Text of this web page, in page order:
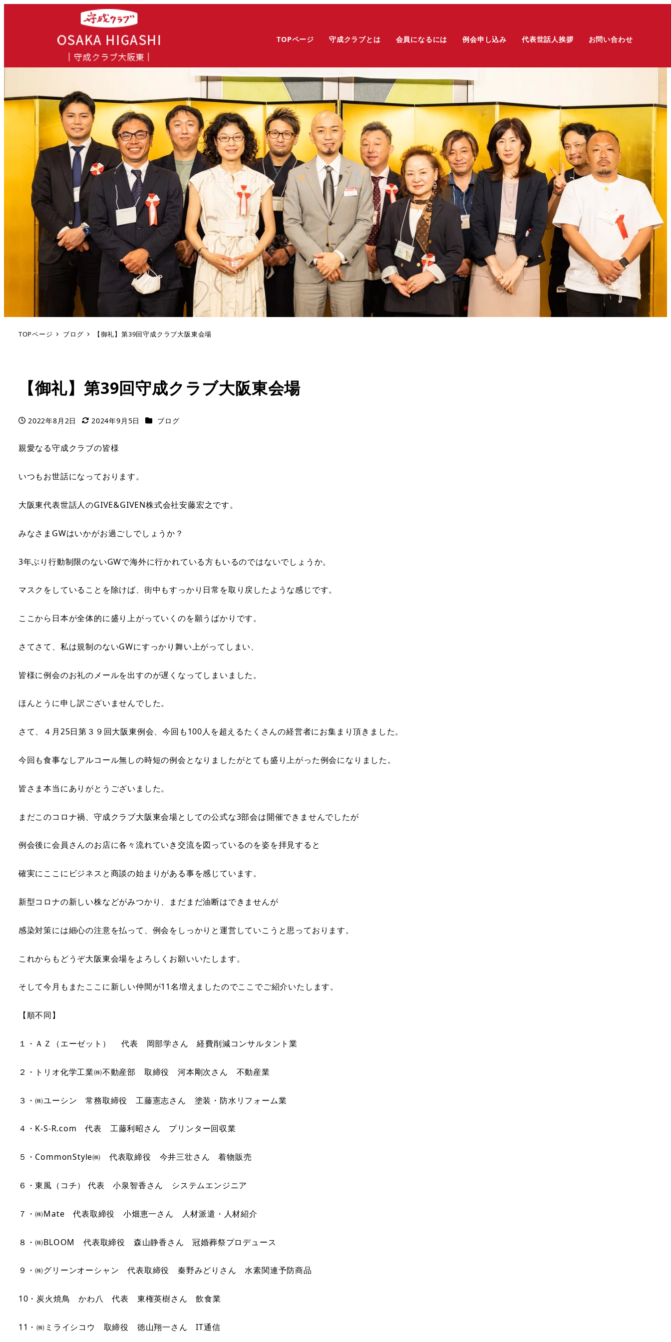
TOPページ 守成クラブとは 会員になるには 例会申し込み 代表世話人挨拶 お問い合わせ
TOPページ ブログ 【御礼】第39回守成クラブ大阪東会場
【御礼】第39回守成クラブ大阪東会場
投稿日
2022年8月2日
更新日
2024年9月5日 カテゴリー
ブログ
親愛なる守成クラブの皆様
いつもお世話になっております。
大阪東代表世話人のGIVE&GIVEN株式会社安藤宏之です。
みなさまGWはいかがお過ごしでしょうか？
3年ぶり行動制限のないGWで海外に行かれている方もいるのではないでしょうか。
マスクをしていることを除けば、街中もすっかり日常を取り戻したような感じです。
ここから日本が全体的に盛り上がっていくのを願うばかりです。
さてさて、私は規制のないGWにすっかり舞い上がってしまい、
皆様に例会のお礼のメールを出すのが遅くなってしまいました。
ほんとうに申し訳ございませんでした。
さて、４月25日第３９回大阪東例会、今回も100人を超えるたくさんの経営者にお集まり頂きました。
今回も食事なしアルコール無しの時短の例会となりましたがとても盛り上がった例会になりました。
皆さま本当にありがとうございました。
まだこのコロナ禍、守成クラブ大阪東会場としての公式な3部会は開催できませんでしたが
例会後に会員さんのお店に各々流れていき交流を図っているのを姿を拝見すると
確実にここにビジネスと商談の始まりがある事を感じています。
新型コロナの新しい株などがみつかり、まだまだ油断はできませんが
感染対策には細心の注意を払って、例会をしっかりと運営していこうと思っております。
これからもどうぞ大阪東会場をよろしくお願いいたします。
そして今月もまたここに新しい仲間が11名増えましたのでここでご紹介いたします。
【順不同】
１・ＡＺ（エーゼット） 代表 岡部学さん 経費削減コンサルタント業
２・トリオ化学工業㈱不動産部 取締役 河本剛次さん 不動産業
３・㈱ユーシン 常務取締役 工藤憲志さん 塗装・防水リフォーム業
４・K-S-R.com 代表 工藤利昭さん プリンター回収業
５・CommonStyle㈱ 代表取締役 今井三壮さん 着物販売
６・東風（コチ） 代表 小泉智香さん システムエンジニア
７・㈱Mate 代表取締役 小畑恵一さん 人材派遣・人材紹介
８・㈱BLOOM 代表取締役 森山静香さん 冠婚葬祭プロデュース
９・㈱グリーンオーシャン 代表取締役 秦野みどりさん 水素関連予防商品
10・炭火焼鳥 かわ八 代表 東権英樹さん 飲食業
11・㈱ミライシコウ 取締役 徳山翔一さん IT通信